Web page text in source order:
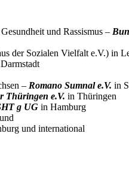
und Rassismus –
der Sozialen Vielfalt e.V.) in
– Romano Sumnal e.V. in
Thüringen e.V. in Thüringen
g UG in Hamburg
und international